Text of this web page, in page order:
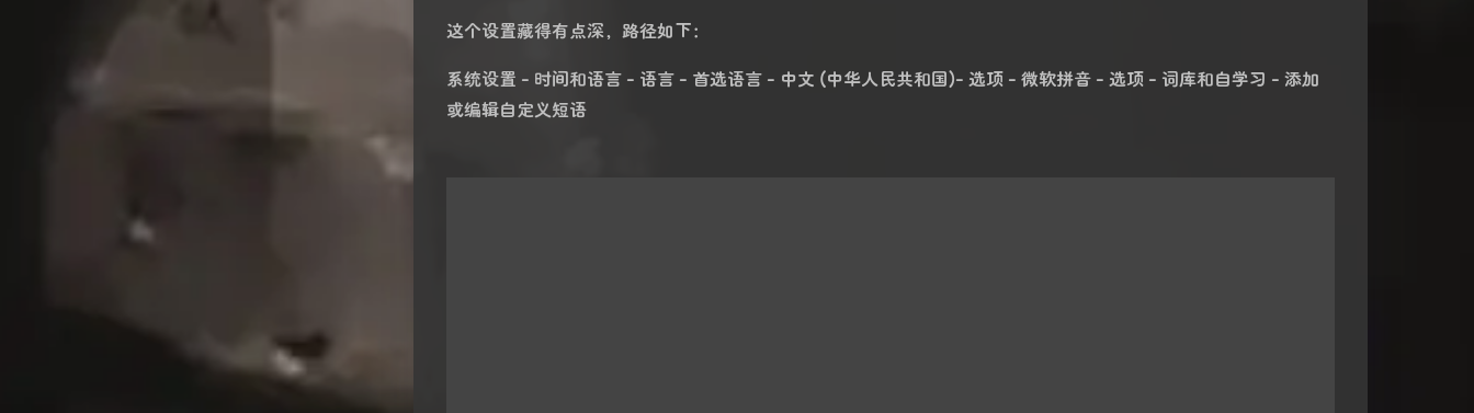
这个设置藏得有点深，路径如下：
系统设置 - 时间和语言 - 语言 - 首选语言 - 中文 (中华人民共和国)- 选项 - 微软拼音 - 选项 - 词库和自学习 - 添加
或编辑自定义短语